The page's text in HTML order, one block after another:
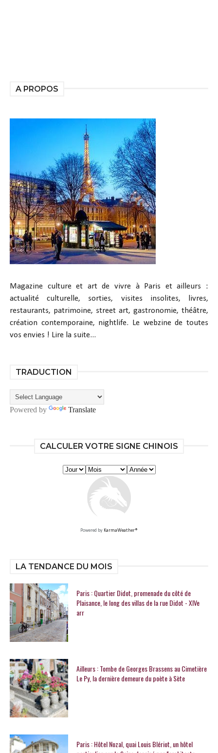
A PROPOS
Magazine culture et art de vivre à Paris et ailleurs :
actualité culturelle, sorties, visites insolites, livres,
restaurants, patrimoine, street art, gastronomie, théâtre,
création contemporaine, nightlife. Le webzine de toutes
vos envies ! Lire la suite...
TRADUCTION
Powered by Translate
CALCULER VOTRE SIGNE CHINOIS
Powered by KarmaWeather®
LA TENDANCE DU MOIS
Paris : Quartier Didot, promenade du côté de
Plaisance, le long des villas de la rue Didot - XIVe
arr
Ailleurs : Tombe de Georges Brassens au Cimetière
Le Py, la dernière demeure du poète à Sète
Paris : Hôtel Nozal, quai Louis Blériot, un hôtel